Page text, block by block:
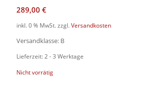
289,00 €
inkl. 0 % MwSt. zzgl. Versandkosten
Versandklasse: B
Lieferzeit: 2 - 3 Werktage
Nicht vorrätig